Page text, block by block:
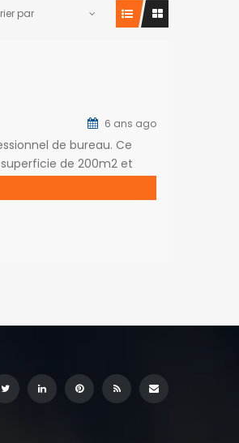
par
6 ans ago
de bureau. Ce
superficie de 200m2 et
voitures Le loyer